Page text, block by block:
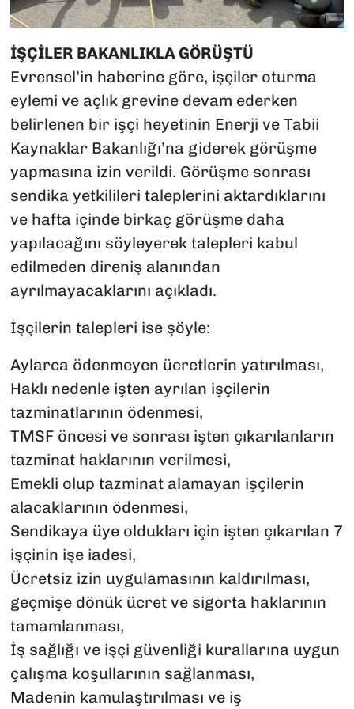
İŞÇİLER BAKANLIKLA GÖRÜŞTÜ
Evrensel’in haberine göre, işçiler oturma
eylemi ve açlık grevine devam ederken
belirlenen bir işçi heyetinin Enerji ve Tabii
Kaynaklar Bakanlığı’na giderek görüşme
yapmasına izin verildi. Görüşme sonrası
sendika yetkilileri taleplerini aktardıklarını
ve hafta içinde birkaç görüşme daha
yapılacağını söyleyerek talepleri kabul
edilmeden direniş alanından
ayrılmayacaklarını açıkladı.
İşçilerin talepleri ise şöyle:
Aylarca ödenmeyen ücretlerin yatırılması,
Haklı nedenle işten ayrılan işçilerin
tazminatlarının ödenmesi,
TMSF öncesi ve sonrası işten çıkarılanların
tazminat haklarının verilmesi,
Emekli olup tazminat alamayan işçilerin
alacaklarının ödenmesi,
Sendikaya üye oldukları için işten çıkarılan 7
işçinin işe iadesi,
Ücretsiz izin uygulamasının kaldırılması,
geçmişe dönük ücret ve sigorta haklarının
tamamlanması,
İş sağlığı ve işçi güvenliği kurallarına uygun
çalışma koşullarının sağlanması,
Madenin kamulaştırılması ve iş